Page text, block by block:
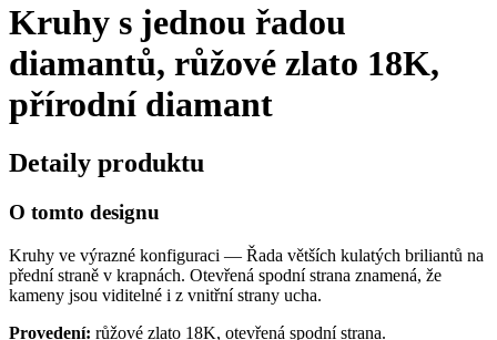
Kruhy s jednou řadou
diamantů, růžové zlato 18K,
přírodní diamant
Detaily produktu
O tomto designu
Kruhy ve výrazné konfiguraci — Řada větších kulatých briliantů na
přední straně v krapnách. Otevřená spodní strana znamená, že
kameny jsou viditelné i z vnitřní strany ucha.
Provedení: růžové zlato 18K, otevřená spodní strana.